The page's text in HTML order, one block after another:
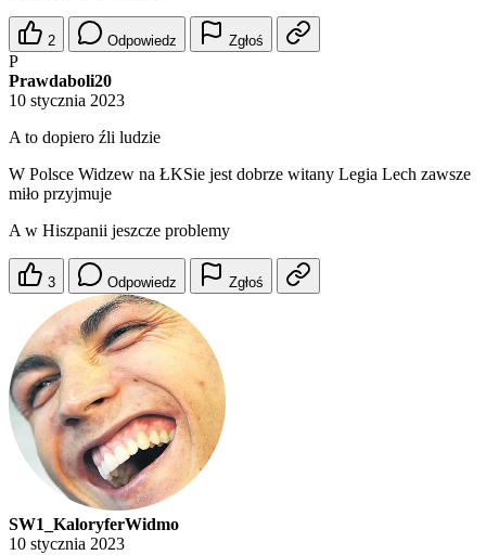
2 Odpowiedz Zgłoś
P
Prawdaboli20
10 stycznia 2023
A to dopiero źli ludzie
W Polsce Widzew na ŁKSie jest dobrze witany Legia Lech zawsze
miło przyjmuje
A w Hiszpanii jeszcze problemy
3 Odpowiedz Zgłoś
SW1_KaloryferWidmo
10 stycznia 2023